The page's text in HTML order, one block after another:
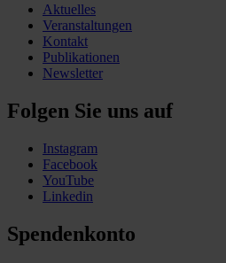
Aktuelles
Veranstaltungen
Kontakt
Publikationen
Newsletter
Folgen Sie uns auf
Instagram
Facebook
YouTube
Linkedin
Spendenkonto